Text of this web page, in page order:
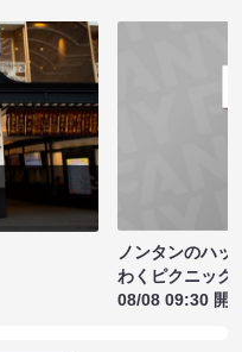
ノンタンのハッ
わくピクニック
08/08 09:30 開